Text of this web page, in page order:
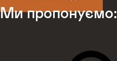
Ми пропонуємо: